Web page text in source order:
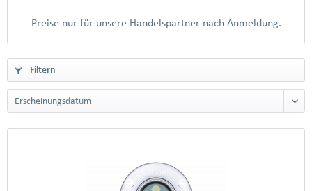
Preise nur für unsere Handelspartner nach Anmeldung.
Filtern